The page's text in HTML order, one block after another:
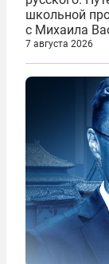
школьной
с Михаила
предложил
общего
7 августа 2026